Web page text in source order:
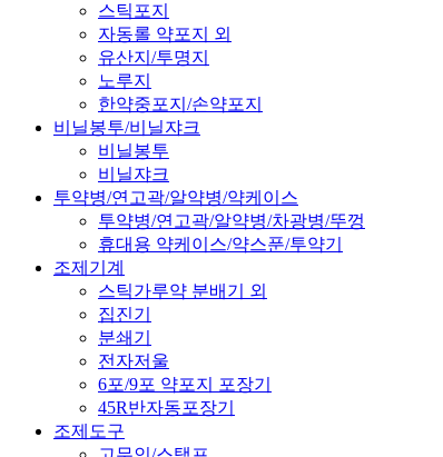
스틱포지
자동롤 약포지 외
유산지/투명지
노루지
한약중포지/손약포지
비닐봉투/비닐쟈크
비닐봉투
비닐쟈크
투약병/연고곽/알약병/약케이스
투약병/연고곽/알약병/차광병/뚜껑
휴대용 약케이스/약스푼/투약기
조제기계
스틱가루약 분배기 외
집진기
분쇄기
전자저울
6포/9포 약포지 포장기
45R반자동포장기
조제도구